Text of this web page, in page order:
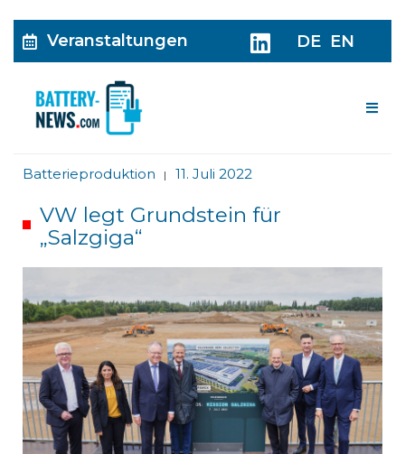
Veranstaltungen DE EN
Batterieproduktion | 11. Juli 2022
VW legt Grundstein für
„Salzgiga“